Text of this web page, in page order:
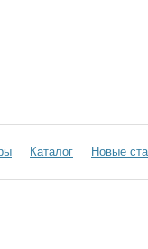
Каталог Новые